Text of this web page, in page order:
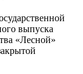
выпуска
«Лесной»